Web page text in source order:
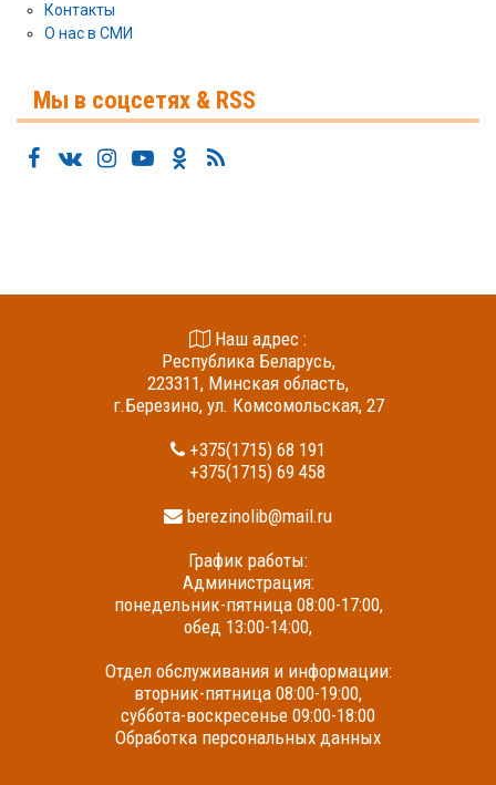
Контакты
О нас в СМИ
Мы в соцсетях & RSS
Наш адрес :
Республика Беларусь,
223311, Минская область,
г.Березино, ул. Комсомольская, 27
+375(1715) 68 191
+375(1715) 69 458
berezinolib@mail.ru
График работы:
Администрация:
понедельник-пятница 08:00-17:00,
обед 13:00-14:00,
Отдел обслуживания и информации:
вторник-пятница 08:00-19:00,
суббота-воскресенье 09:00-18:00
Обработка персональных данных